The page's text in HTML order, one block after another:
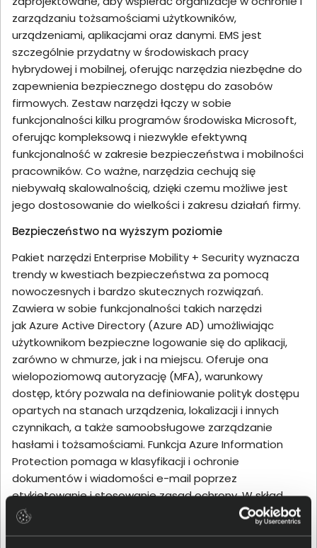
zarządzaniu tożsamościami użytkowników,
urządzeniami, aplikacjami oraz danymi. EMS jest
szczególnie przydatny w środowiskach pracy
hybrydowej i mobilnej, oferując narzędzia niezbędne do
zapewnienia bezpiecznego dostępu do zasobów
firmowych. Zestaw narzędzi łączy w sobie
funkcjonalności kilku programów środowiska Microsoft,
oferując kompleksową i niezwykle efektywną
funkcjonalność w zakresie bezpieczeństwa i mobilności
pracowników. Co ważne, narzędzia cechują się
niebywałą skalowalnością, dzięki czemu możliwe jest
jego dostosowanie do wielkości i zakresu działań firmy.
Bezpieczeństwo na wyższym poziomie
Pakiet narzędzi Enterprise Mobility + Security wyznacza
trendy w kwestiach bezpieczeństwa za pomocą
nowoczesnych i bardzo skutecznych rozwiązań.
Zawiera w sobie funkcjonalności takich narzędzi
jak Azure Active Directory (Azure AD) umożliwiając
użytkownikom bezpieczne logowanie się do aplikacji,
zarówno w chmurze, jak i na miejscu. Oferuje ona
wielopoziomową autoryzację (MFA), warunkowy
dostęp, który pozwala na definiowanie polityk dostępu
opartych na stanach urządzenia, lokalizacji i innych
czynnikach, a także samoobsługowe zarządzanie
hasłami i tożsamościami. Funkcja Azure Information
Protection pomaga w klasyfikacji i ochronie
dokumentów i wiadomości e-mail poprzez
etykietowanie i stosowanie zasad ochrony. W skład
oprogramowania wchodzi również Microsoft Intune do